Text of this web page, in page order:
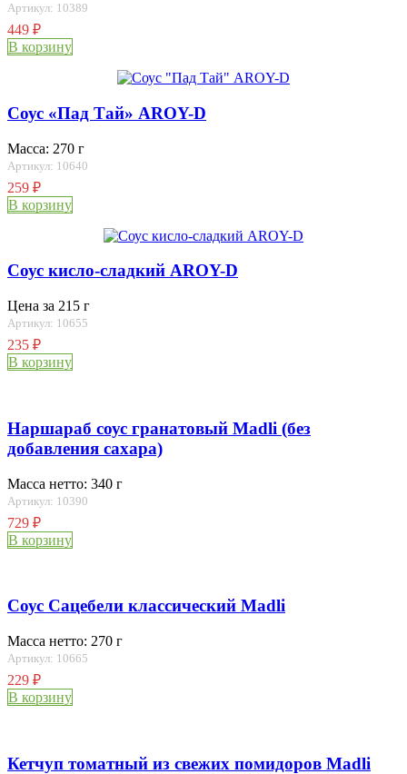
Артикул: 10389
449 ₽
В корзину
Соус «Пад Тай» AROY-D
Масса: 270 г
Артикул: 10640
259 ₽
В корзину
Соус кисло-сладкий AROY-D
Цена за 215 г
Артикул: 10655
235 ₽
В корзину
Наршараб соус гранатовый Madli (без
добавления сахара)
Масса нетто: 340 г
Артикул: 10390
729 ₽
В корзину
Соус Сацебели классический Madli
Масса нетто: 270 г
Артикул: 10665
229 ₽
В корзину
Кетчуп томатный из свежих помидоров Madli